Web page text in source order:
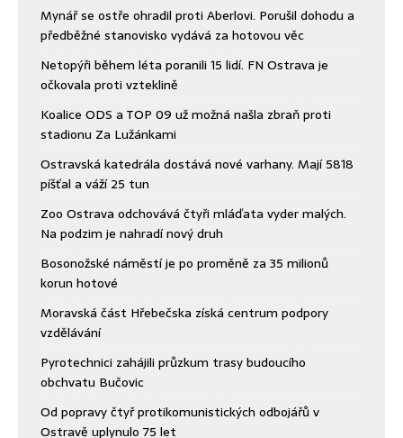
Mynář se ostře ohradil proti Aberlovi. Porušil dohodu a
předběžné stanovisko vydává za hotovou věc
Netopýři během léta poranili 15 lidí. FN Ostrava je
očkovala proti vzteklině
Koalice ODS a TOP 09 už možná našla zbraň proti
stadionu Za Lužánkami
Ostravská katedrála dostává nové varhany. Mají 5818
píšťal a váží 25 tun
Zoo Ostrava odchovává čtyři mláďata vyder malých.
Na podzim je nahradí nový druh
Bosonožské náměstí je po proměně za 35 milionů
korun hotové
Moravská část Hřebečska získá centrum podpory
vzdělávání
Pyrotechnici zahájili průzkum trasy budoucího
obchvatu Bučovic
Od popravy čtyř protikomunistických odbojářů v
Ostravě uplynulo 75 let